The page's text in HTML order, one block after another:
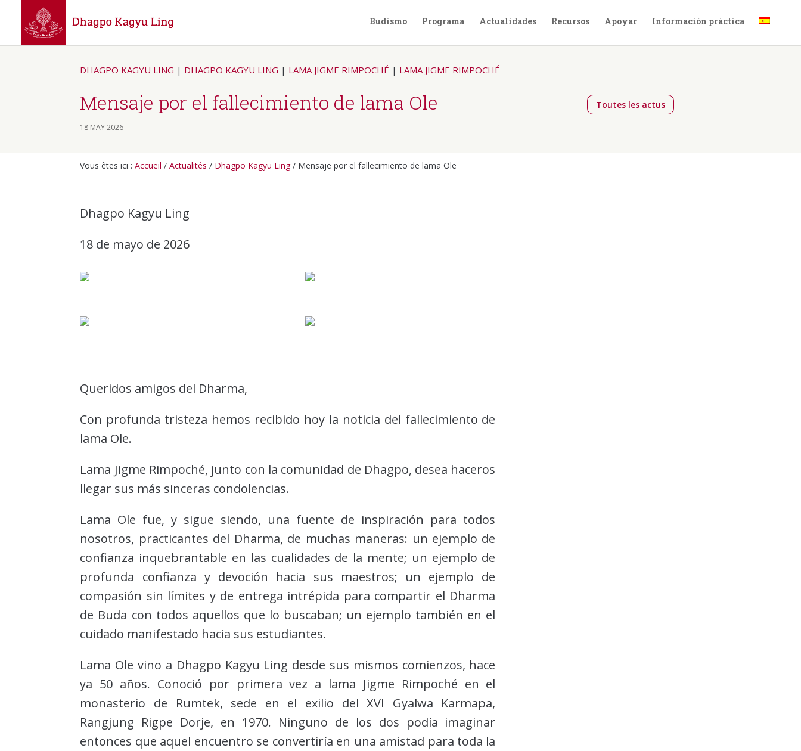
Budismo Programa Actualidades Recursos Apoyar Información práctica
DHAGPO KAGYU LING | DHAGPO KAGYU LING | LAMA JIGME RIMPOCHÉ | LAMA JIGME RIMPOCHÉ
Mensaje por el fallecimiento de lama Ole
18 MAY 2026
Toutes les actus
Vous êtes ici :Accueil /Actualités / Dhagpo Kagyu Ling/ Mensaje por el fallecimiento de lama Ole
Dhagpo Kagyu Ling
18 de mayo de 2026
Queridos amigos del Dharma,
Con profunda tristeza hemos recibido hoy la noticia del fallecimiento de
lama Ole.
Lama Jigme Rimpoché, junto con la comunidad de Dhagpo, desea haceros
llegar sus más sinceras condolencias.
Lama Ole fue, y sigue siendo, una fuente de inspiración para todos
nosotros, practicantes del Dharma, de muchas maneras: un ejemplo de
confianza inquebrantable en las cualidades de la mente; un ejemplo de
profunda confianza y devoción hacia sus maestros; un ejemplo de
compasión sin límites y de entrega intrépida para compartir el Dharma
de Buda con todos aquellos que lo buscaban; un ejemplo también en el
cuidado manifestado hacia sus estudiantes.
Lama Ole vino a Dhagpo Kagyu Ling desde sus mismos comienzos, hace
ya 50 años. Conoció por primera vez a lama Jigme Rimpoché en el
monasterio de Rumtek, sede en el exilio del XVI Gyalwa Karmapa,
Rangjung Rigpe Dorje, en 1970. Ninguno de los dos podía imaginar
entonces que aquel encuentro se convertiría en una amistad para toda la